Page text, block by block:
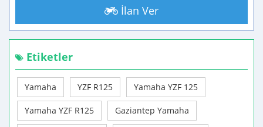
İlan Ver
Etiketler
Yamaha YZF R125 Yamaha YZF 125
Yamaha YZF R125 Gaziantep Yamaha